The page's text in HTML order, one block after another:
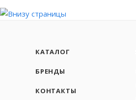
КАТАЛОГ
БРЕНДЫ
КОНТАКТЫ